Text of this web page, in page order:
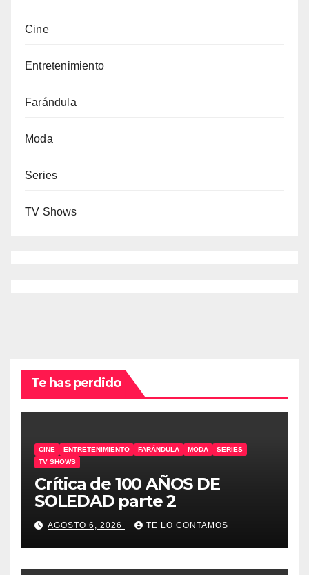
Cine
Entretenimiento
Farándula
Moda
Series
TV Shows
Te has perdido
CINE ENTRETENIMIENTO FARÁNDULA MODA
SERIES
TV SHOWS
Crítica de 100 AÑOS DE
SOLEDAD parte 2
AGOSTO 6, 2026 TE LO CONTAMOS